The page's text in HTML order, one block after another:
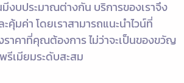
มีงบประมาณต่างกัน บริการของเราจึง
มค่า โดยเราสามารถแนะนำไวน์ที่
ราคาที่คุณต้องการ ไม่ว่าจะเป็นของขวัญ
รีเมียมระดับสะสม